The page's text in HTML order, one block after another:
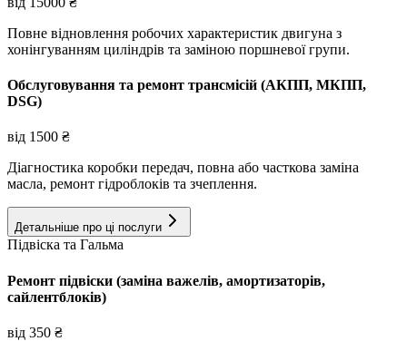
Повне відновлення робочих характеристик двигуна з
хонінгуванням циліндрів та заміною поршневої групи.
Обслуговування та ремонт трансмісій (АКПП, МКПП,
DSG)
від 1500 ₴
Діагностика коробки передач, повна або часткова заміна
масла, ремонт гідроблоків та зчеплення.
Детальніше про ці послуги
Підвіска та Гальма
Ремонт підвіски (заміна важелів, амортизаторів,
сайлентблоків)
від 350 ₴